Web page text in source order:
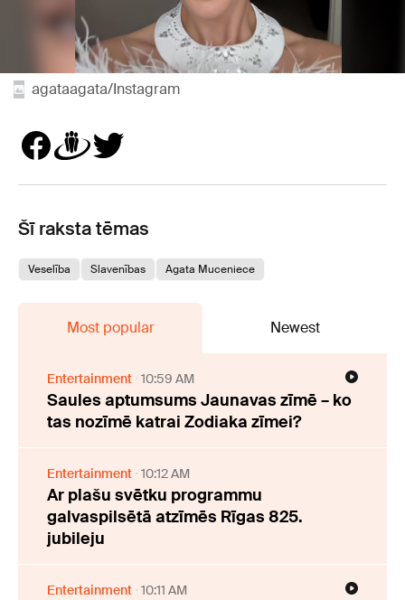
agataagata/Instagram
Šī raksta tēmas
Veselība Slavenības Agata Muceniece
Most popular Newest
Entertainment 10:59 AM
Saules aptumsums Jaunavas zīmē – ko
tas nozīmē katrai Zodiaka zīmei?
Entertainment 10:12 AM
Ar plašu svētku programmu
galvaspilsētā atzīmēs Rīgas 825.
jubileju
Entertainment 10:11 AM